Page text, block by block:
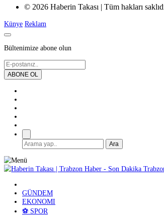
© 2026 Haberin Takası | Tüm hakları
Künye Reklam
Bültenimize abone olun